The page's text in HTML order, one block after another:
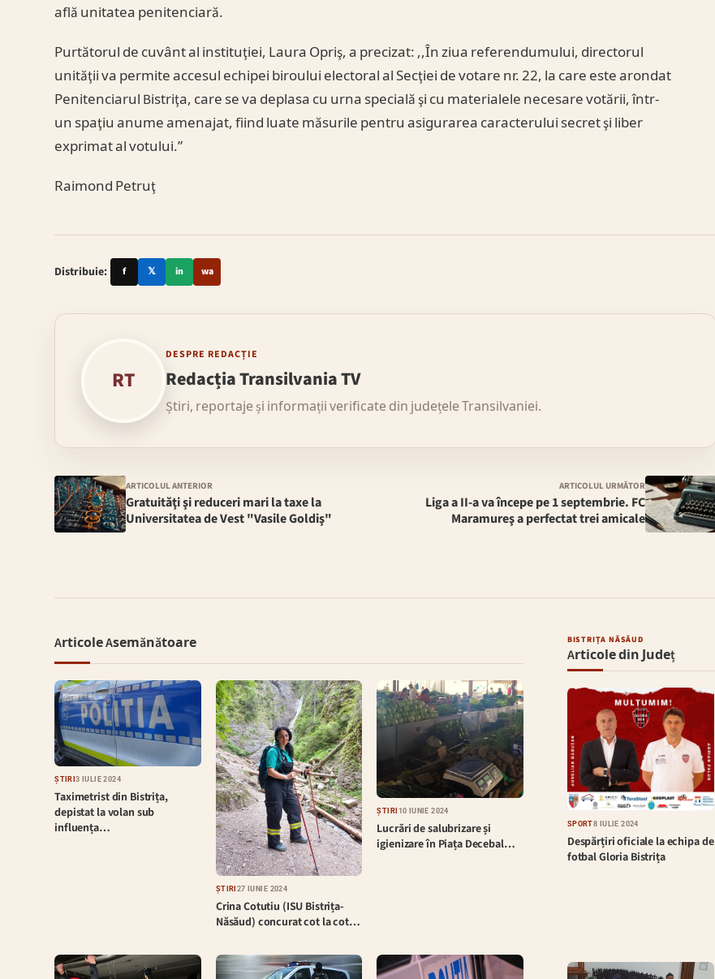
află unitatea penitenciară.
Purtătorul de cuvânt al instituţiei, Laura Opriş, a precizat: ,,În ziua referendumului, directorul
unităţii va permite accesul echipei biroului electoral al Secţiei de votare nr. 22, la care este arondat
Penitenciarul Bistriţa, care se va deplasa cu urna specială şi cu materialele necesare votării, într-
un spaţiu anume amenajat, fiind luate măsurile pentru asigurarea caracterului secret şi liber
exprimat al votului.”
Raimond Petruţ
Distribuie: f 𝕏 in wa
RT
DESPRE REDACȚIE
Redacția Transilvania TV
Știri, reportaje și informații verificate din județele Transilvaniei.
ARTICOLUL ANTERIOR
Gratuităţi şi reduceri mari la taxe la
Universitatea de Vest "Vasile Goldiş"
ARTICOLUL URMĂTOR
Liga a II-a va începe pe 1 septembrie. FC
Maramureş a perfectat trei amicale
Articole Asemănătoare
ȘTIRI3 IULIE 2024
Taximetrist din Bistrița,
depistat la volan sub
influența…
ȘTIRI 27 IUNIE 2024
Crina Cotutiu (ISU Bistrița-
Năsăud) concurat cot la cot…
ȘTIRI 10 IUNIE 2024
Lucrări de salubrizare și
igienizare în Piața Decebal…
BISTRIȚA NĂSĂUD
Articole din Județ
SPORT8 IULIE 2024
Despărțiri oficiale la echipa de
fotbal Gloria Bistrița